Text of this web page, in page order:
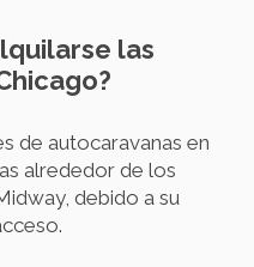
las
de autocaravanas en
alrededor de los
debido a su